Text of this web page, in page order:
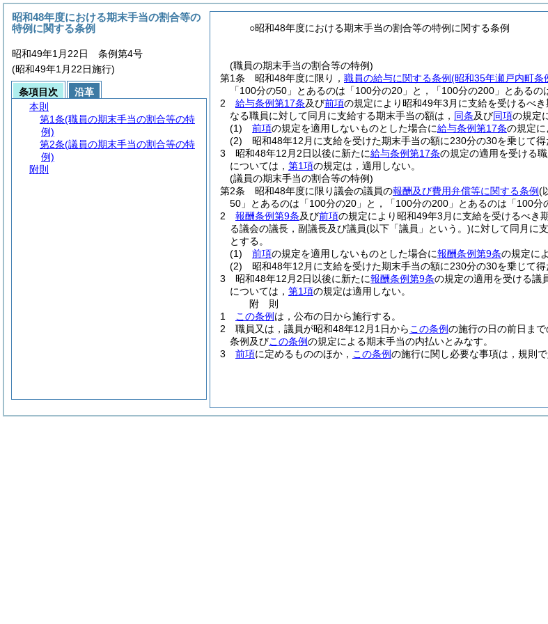
○昭和48年度における期末手当の割合等の特例に関する条例
(職員の期末手当の割合等の特例)
第1条
昭和48年度に限り， 職員の給与に関する条例(昭和35年瀬戸内町条
「100分の50」とあるのは「100分の20」と，「100分の200」とあるの
2
給与条例第17条及び前項の規定により昭和49年3月に支給を受けるべ
なる職員に対して同月に支給する期末手当の額は， 同条及び同項の規定
(1)
前項の規定を適用しないものとした場合に給与条例第17条の規定
(2)
昭和48年12月に支給を受けた期末手当の額に230分の30を乗じて得
3
昭和48年12月2日以後に新たに給与条例第17条の規定の適用を受ける
については， 第1項の規定は，適用しない。
(議員の期末手当の割合等の特例)
第2条
昭和48年度に限り議会の議員の報酬及び費用弁償等に関する条例(
50」とあるのは「100分の20」と，「100分の200」とあるのは「100分
2
報酬条例第9条及び前項の規定により昭和49年3月に支給を受けるべき
る議会の議長，副議長及び議員(以下「議員」という。)に対して同月に
とする。
(1)
前項の規定を適用しないものとした場合に報酬条例第9条の規定に
(2)
昭和48年12月に支給を受けた期末手当の額に230分の30を乗じて得
3
昭和48年12月2日以後に新たに報酬条例第9条の規定の適用を受ける議
については， 第1項の規定は適用しない。
附 則
1
この条例 は，公布の日から施行する。
2
職員又は，議員が昭和48年12月1日から この条例の施行の日の前日まで
条例及びこの条例の規定による期末手当の内払いとみなす。
3
前項に定めるもののほか， この条例の施行に関し必要な事項は，規則で
昭和48年度における期末手当の割合等の
特例に関する条例
昭和49年1月22日 条例第4号
(昭和49年1月22日施行)
条項目次
沿革
本則
第1条(職員の期末手当の割合等の特
例)
第2条(議員の期末手当の割合等の特
例)
附則